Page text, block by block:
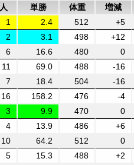
人 単勝 体重 増減
1 2.4 512 +5
2 3.1 498 +12
6 16.6 480 0
11 69.0 488 -16
7 18.4 504 -16
16 158.2 476 -4
3 9.9 470 0
4 13.9 486 +6
10 64.2 512 0
5 15.3 488 +2